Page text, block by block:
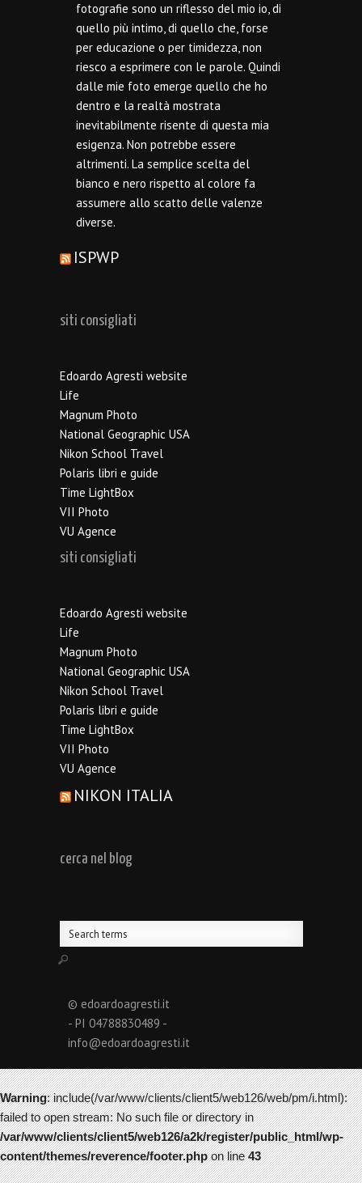
fotografie sono un riflesso del mio io, di
quello più intimo, di quello che, forse
per educazione o per timidezza, non
riesco a esprimere con le parole. Quindi
dalle mie foto emerge quello che ho
dentro e la realtà mostrata
inevitabilmente risente di questa mia
esigenza. Non potrebbe essere
altrimenti. La semplice scelta del
bianco e nero rispetto al colore fa
assumere allo scatto delle valenze
diverse.
ISPWP
siti consigliati
Edoardo Agresti website
Life
Magnum Photo
National Geographic USA
Nikon School Travel
Polaris libri e guide
Time LightBox
VII Photo
VU Agence
siti consigliati
Edoardo Agresti website
Life
Magnum Photo
National Geographic USA
Nikon School Travel
Polaris libri e guide
Time LightBox
VII Photo
VU Agence
NIKON ITALIA
cerca nel blog
© edoardoagresti.it
- PI 04788830489 -
info@edoardoagresti.it
Warning: include(/var/www/clients/client5/web126/web/pm/i.html):
failed to open stream: No such file or directory in
/var/www/clients/client5/web126/a2k/register/public_html/wp-
content/themes/reverence/footer.phpon line43